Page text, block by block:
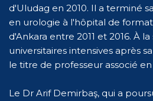
d'Uludag en 2010. Il a terminé
en urologie à l'hôpital de
d'Ankara entre 2011 et 2016. À
universitaires intensives après
le titre de professeur associé en
Le Dr Arif Demirbaş, qui a